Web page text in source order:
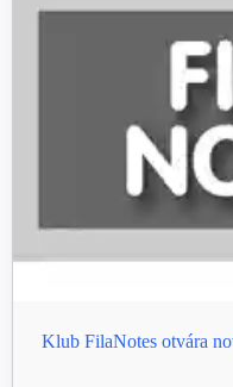
Klub FilaNotes otvára